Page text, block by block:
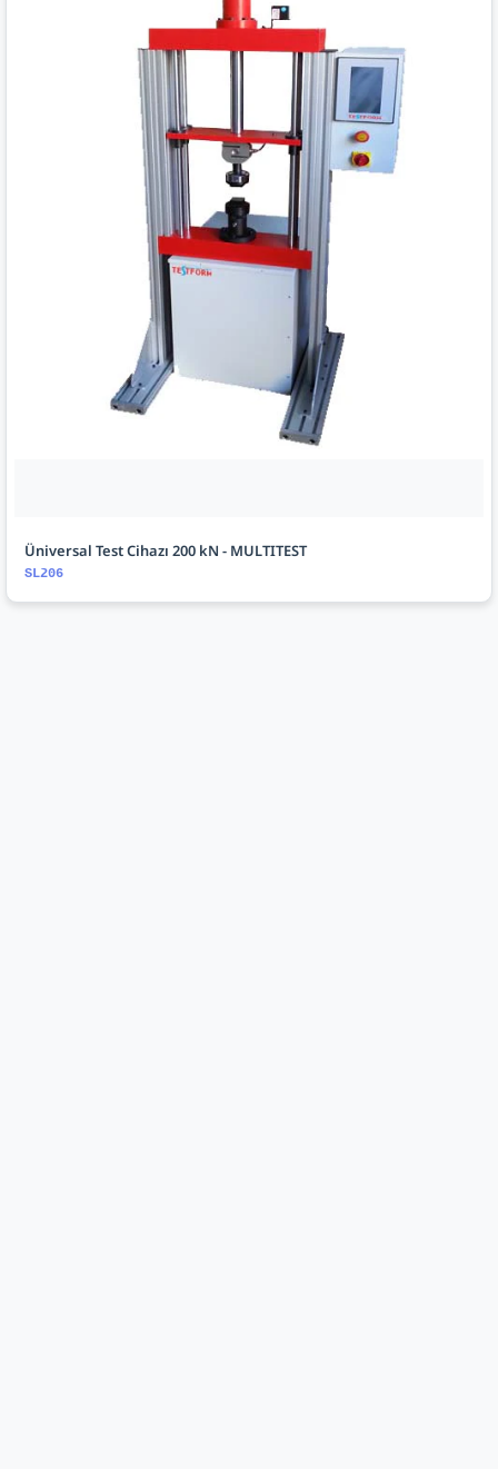
Üniversal Test Cihazı 200 kN - MULTITEST
SL206